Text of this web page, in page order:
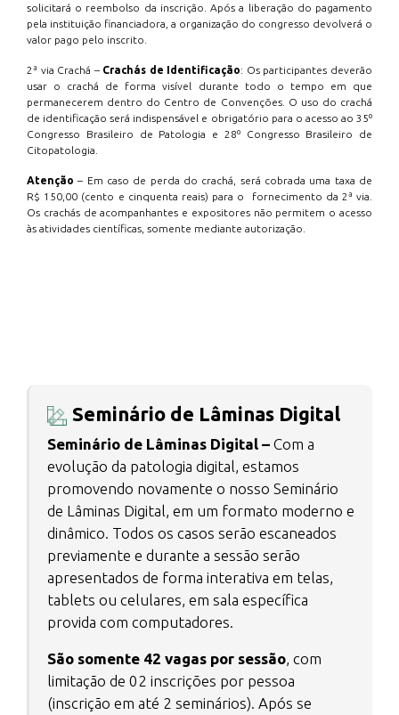
solicitará o reembolso da inscrição. Após a liberação do pagamento
pela instituição financiadora, a organização do congresso devolverá o
valor pago pelo inscrito.
2ª via Crachá – Crachás de Identificação: Os participantes deverão
usar o crachá de forma visível durante todo o tempo em que
permanecerem dentro do Centro de Convenções. O uso do crachá
de identificação será indispensável e obrigatório para o acesso ao 35º
Congresso Brasileiro de Patologia e 28º Congresso Brasileiro de
Citopatologia.
Atenção – Em caso de perda do crachá, será cobrada uma taxa de
R$ 150,00 (cento e cinquenta reais) para o fornecimento da 2ª via.
Os crachás de acompanhantes e expositores não permitem o acesso
às atividades científicas, somente mediante autorização.
Seminário de Lâminas Digital
Seminário de Lâminas Digital – Com a
evolução da patologia digital, estamos
promovendo novamente o nosso Seminário
de Lâminas Digital, em um formato moderno e
dinâmico. Todos os casos serão escaneados
previamente e durante a sessão serão
apresentados de forma interativa em telas,
tablets ou celulares, em sala específica
provida com computadores.
São somente 42 vagas por sessão, com
limitação de 02 inscrições por pessoa
(inscrição em até 2 seminários). Após se